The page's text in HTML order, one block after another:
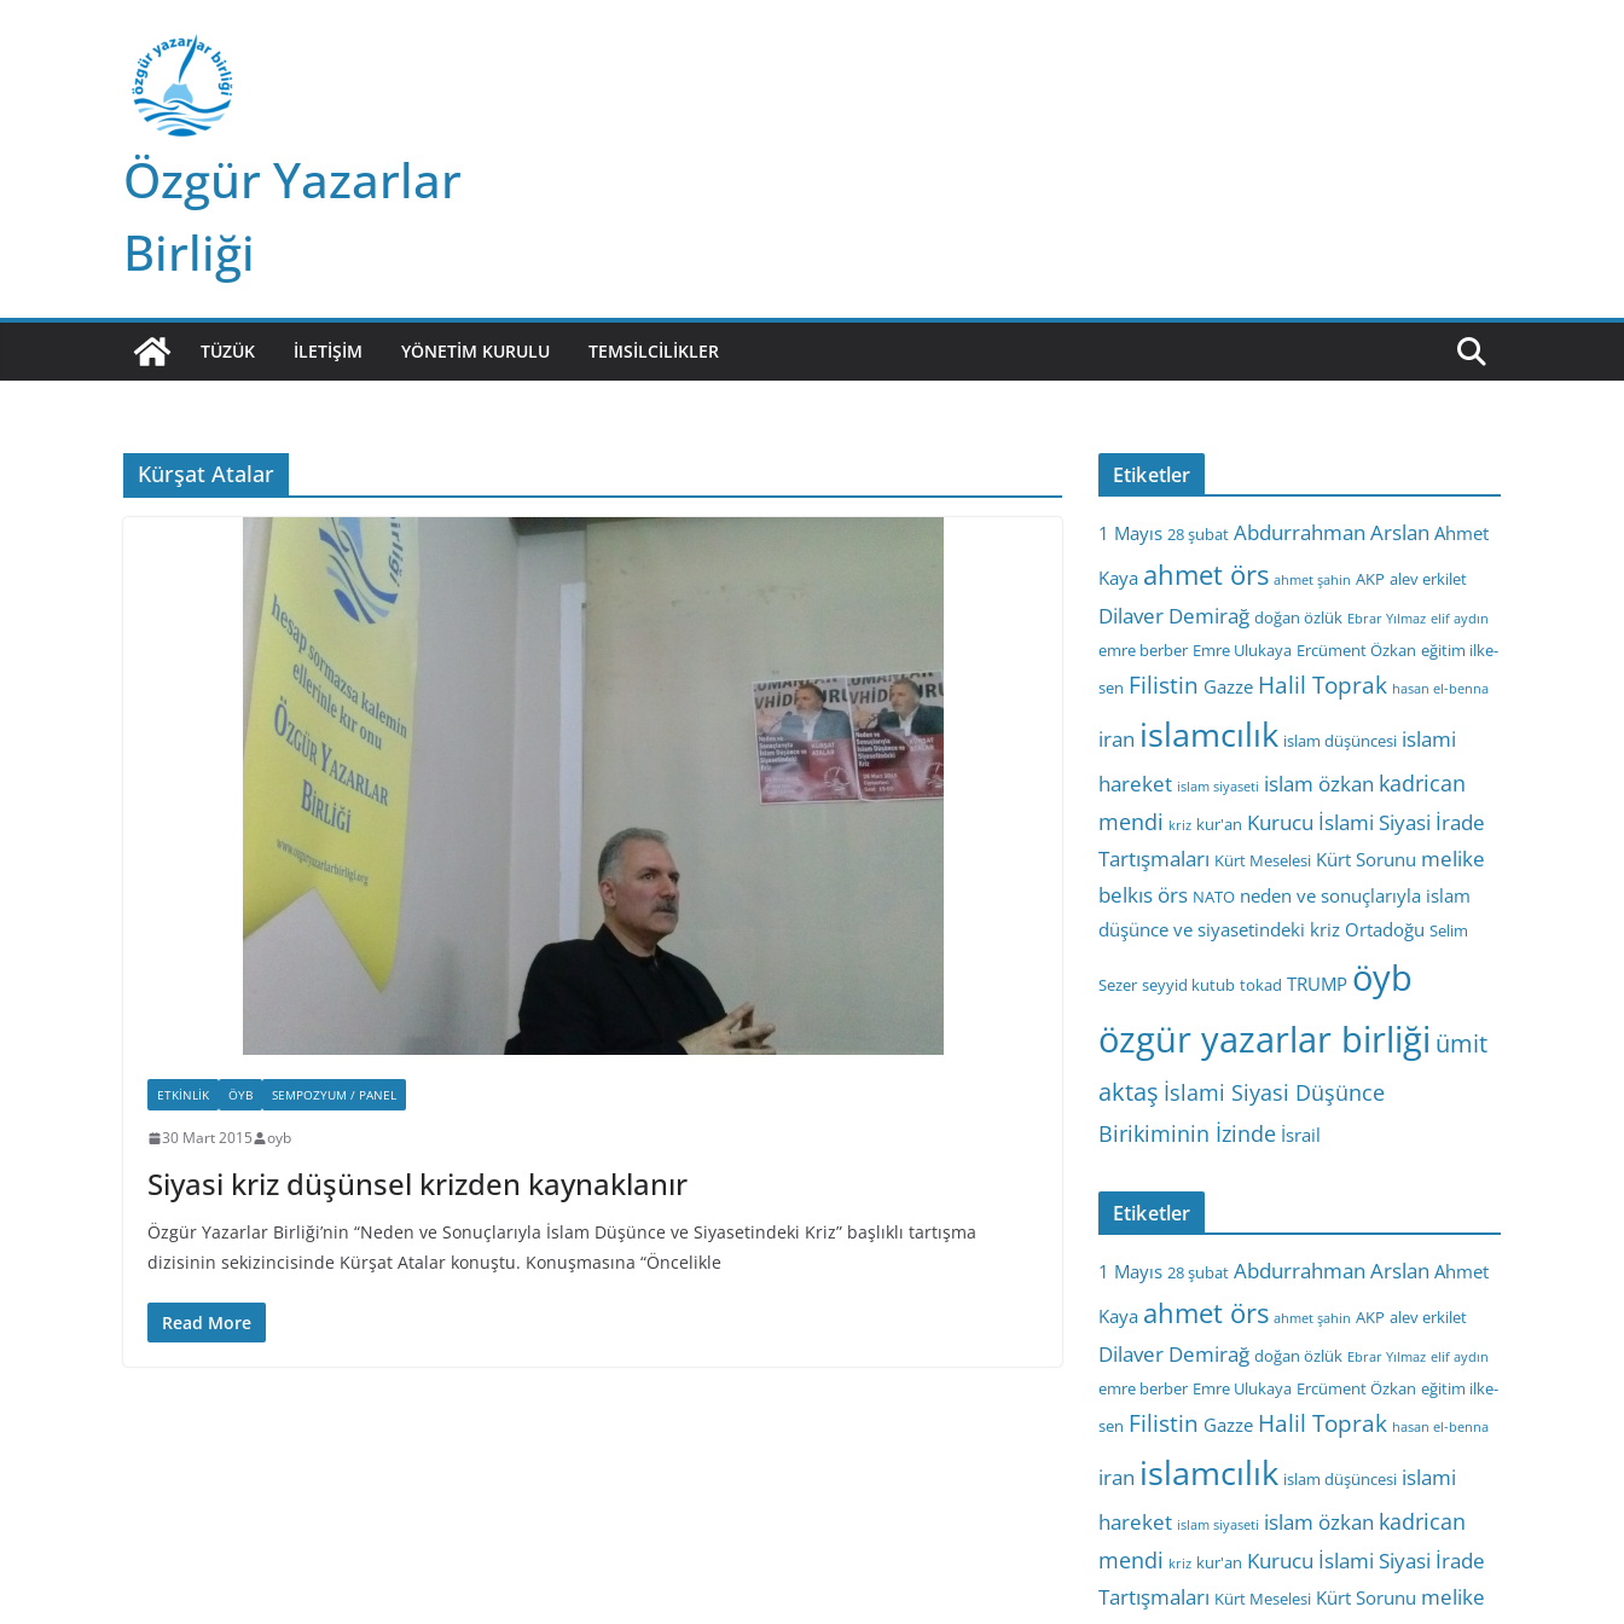
Özgür Yazarlar
Birliği
TÜZÜK İLETIŞIM YÖNETIM KURULU TEMSILCILIKLER
Kürşat Atalar
ETKINLIK ÖYB SEMPOZYUM / PANEL
30 Mart 2015 oyb
Siyasi kriz düşünsel krizden kaynaklanır
Özgür Yazarlar Birliği’nin “Neden ve Sonuçlarıyla İslam Düşünce ve Siyasetindeki Kriz” başlıklı tartışma
dizisinin sekizincisinde Kürşat Atalar konuştu. Konuşmasına “Öncelikle
Read More
Etiketler
1 Mayıs 28 şubat Abdurrahman Arslan Ahmet
Kaya ahmet örs ahmet şahin AKP alev erkilet
Dilaver Demirağ doğan özlük Ebrar Yılmaz elif aydın
emre berber Emre Ulukaya Ercüment Özkan eğitim ilke-
sen Filistin Gazze Halil Toprak hasan el-benna
iran islamcılık islam düşüncesi islami
hareket islam siyaseti islam özkan kadrican
mendi kriz kur'an Kurucu İslami Siyasi İrade
Tartışmaları Kürt Meselesi Kürt Sorunu melike
belkıs örs NATO neden ve sonuçlarıyla islam
düşünce ve siyasetindeki kriz Ortadoğu Selim
Sezer seyyid kutub tokad TRUMP öyb
özgür yazarlar birliği ümit
aktaş İslami Siyasi Düşünce
Birikiminin İzinde İsrail
Etiketler
1 Mayıs 28 şubat Abdurrahman Arslan Ahmet
Kaya ahmet örs ahmet şahin AKP alev erkilet
Dilaver Demirağ doğan özlük Ebrar Yılmaz elif aydın
emre berber Emre Ulukaya Ercüment Özkan eğitim ilke-
sen Filistin Gazze Halil Toprak hasan el-benna
iran islamcılık islam düşüncesi islami
hareket islam siyaseti islam özkan kadrican
mendi kriz kur'an Kurucu İslami Siyasi İrade
Tartışmaları Kürt Meselesi Kürt Sorunu melike